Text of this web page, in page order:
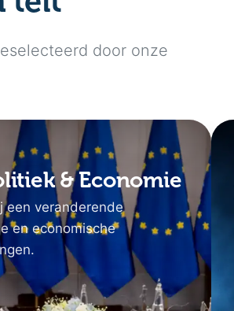
door onze
& Economie
een veranderende
en economische